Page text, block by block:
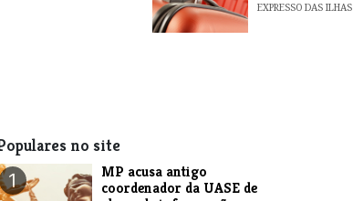
EXPRESSO DAS ILHAS
no site
1
MP acusa antigo
coordenador da UASE de